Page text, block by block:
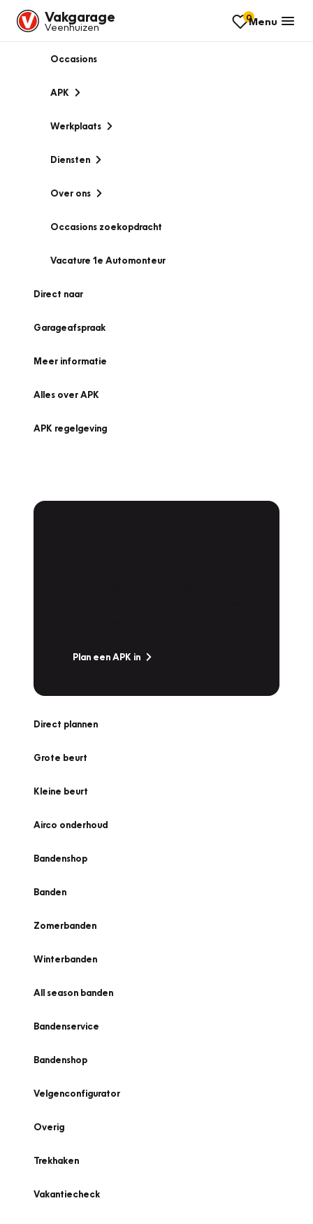
Vakgarage
Veenhuizen
0Menu
Occasions
APK
Werkplaats
Diensten
Over ons
Occasions zoekopdracht
Vacature 1e Automonteur
Direct naar
Garageafspraak
Meer informatie
Alles over APK
APK regelgeving
Plan een APK in
Direct plannen
Grote beurt
Kleine beurt
Airco onderhoud
Bandenshop
Banden
Zomerbanden
Winterbanden
All season banden
Bandenservice
Bandenshop
Velgenconfigurator
Overig
Trekhaken
Vakantiecheck